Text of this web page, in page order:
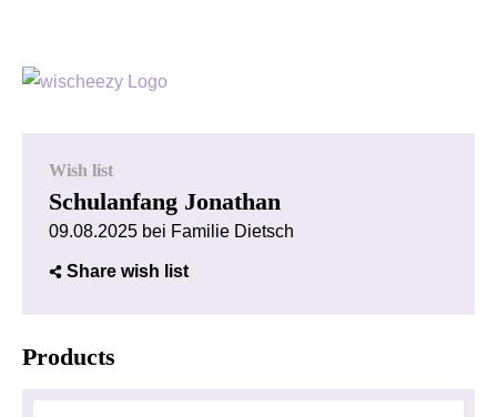
Wish list
Schulanfang Jonathan
09.08.2025 bei Familie Dietsch
Share wish list
Products